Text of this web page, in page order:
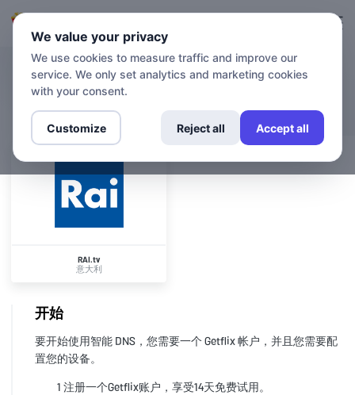
渠道
RAI.tv
意大利
开始
要开始使用智能 DNS，您需要一个 Getflix 帐户，并且您需要配
置您的设备。
1 注册一个Getflix账户，享受14天免费试用。
We value your privacy
We use cookies to measure traffic and improve our
service. We only set analytics and marketing cookies
with your consent.
Customize Reject all Accept all